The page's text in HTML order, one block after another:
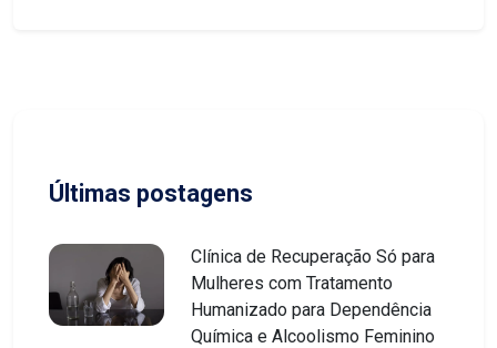
Últimas postagens
Clínica de Recuperação Só para
Mulheres com Tratamento
Humanizado para Dependência
Química e Alcoolismo Feminino